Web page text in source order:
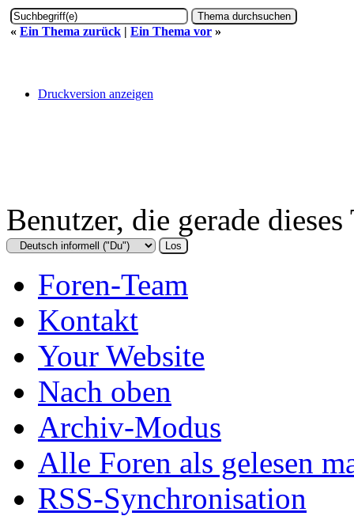
« Ein Thema zurück | Ein Thema vor »
Druckversion anzeigen
Benutzer, die gerade
Foren-Team
Kontakt
Your Website
Nach oben
Archiv-Modus
Alle Foren als gelesen
RSS-Synchronisation